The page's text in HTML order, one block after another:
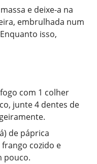
e deixe-a na
embrulhada num
isso,
com 1 colher
junte 4 dentes de
de páprica
cozido e
pouco.